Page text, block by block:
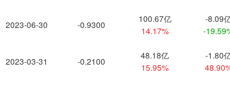
2023-06-30
2023-03-31
-0.9300
100.67亿
14.17%
-8.09
-
-0.2100
48.18亿
15.95%
-1.80